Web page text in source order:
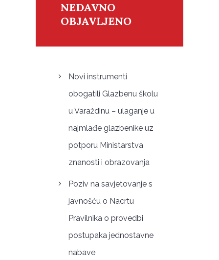
NEDAVNO
OBJAVLJENO
Novi instrumenti
obogatili Glazbenu školu
u Varaždinu – ulaganje u
najmlađe glazbenike uz
potporu Ministarstva
znanosti i obrazovanja
Poziv na savjetovanje s
javnošću o Nacrtu
Pravilnika o provedbi
postupaka jednostavne
nabave